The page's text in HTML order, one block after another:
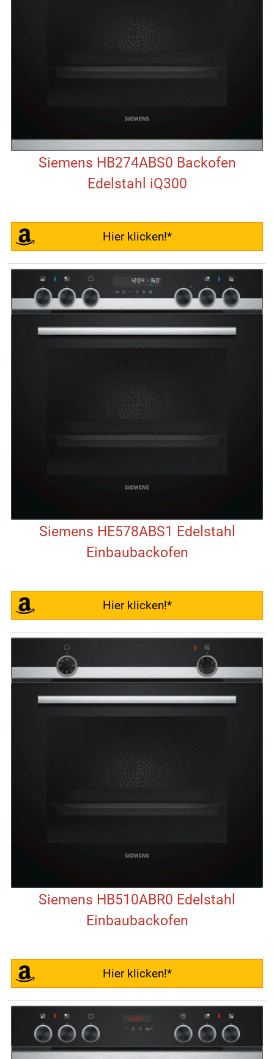
Siemens HB274ABS0 Backofen
Edelstahl iQ300
Hier klicken!*
Siemens HE578ABS1 Edelstahl
Einbaubackofen
Hier klicken!*
Siemens HB510ABR0 Edelstahl
Einbaubackofen
Hier klicken!*